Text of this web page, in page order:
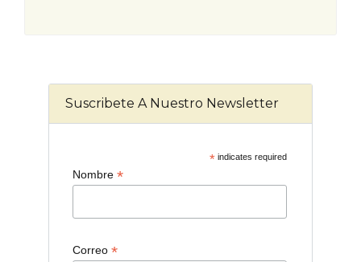
Suscribete A Nuestro Newsletter
*indicates required
Nombre *
Correo *